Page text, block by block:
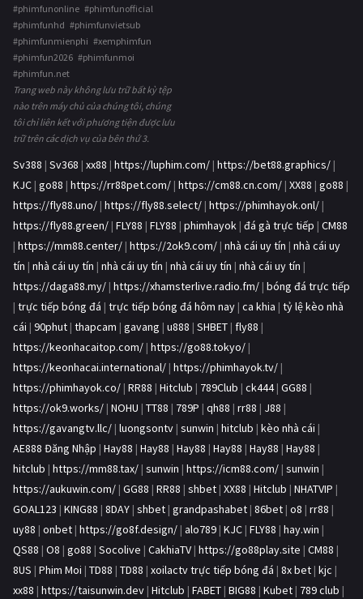
#phimfunonline #phimfunofficial
#phimfunhd #phimfunvietsub
#phimfunmienphi #xemphimfun
#phimfun2026 #phimfunmoi
#phimfun.net
Trang web này không lưu trữ bất kỳ tệp
nào trên máy chủ của chúng tôi, chúng
tôi chỉ liên kết với phương tiện được lưu
trữ trên các dịch vụ của bên thứ 3.
Sv388 | Sv368 | xx88 | https://luphim.com/ | https://bet88.graphics/ |
KJC | go88 | https://rr88pet.com/ | https://cm88.cn.com/ | XX88 | go88 |
https://fly88.uno/ | https://fly88.select/ | https://phimhayok.onl/ |
https://fly88.green/ | FLY88 | FLY88 | phimhayok | đá gà trực tiếp | CM88
| https://mm88.center/ | https://2ok9.com/ | nhà cái uy tín | nhà cái uy
tín | nhà cái uy tín | nhà cái uy tín | nhà cái uy tín | nhà cái uy tín |
https://daga88.my/ | https://xhamsterlive.radio.fm/ | bóng đá trực tiếp
| trực tiếp bóng đá | trực tiếp bóng đá hôm nay | ca khia | tỷ lệ kèo nhà
cái | 90phut | thapcam | gavang | u888 | SHBET | fly88 |
https://keonhacaitop.com/ | https://go88.tokyo/ |
https://keonhacai.international/ | https://phimhayok.tv/ |
https://phimhayok.co/ | RR88 | Hitclub | 789Club | ck444| GG88 |
https://ok9.works/ | NOHU | TT88 | 789P | qh88 | rr88 | J88 |
https://gavangtv.llc/ | luongsontv | sunwin | hitclub | kèo nhà cái |
AE888 Đăng Nhập | Hay88 | Hay88 | Hay88 | Hay88 | Hay88 | Hay88 |
hitclub | https://mm88.tax/ | sunwin | https://icm88.com/ | sunwin |
https://aukuwin.com/ | GG88 | RR88 | shbet | XX88 | Hitclub | NHATVIP |
GOAL123 | KING88 | 8DAY | shbet | grandpashabet | 86bet | o8 | rr88 |
uy88 | onbet | https://go8f.design/ | alo789 | KJC | FLY88 | hay.win |
QS88 | O8 | go88 | Socolive | CakhiaTV | https://go88play.site | CM88 |
8US | Phim Moi | TD88 | TD88 | xoilactv trực tiếp bóng đá | 8x bet | kjc |
xx88 | https://taisunwin.dev | Hitclub | FABET | BIG88 | Kubet | 789 club |